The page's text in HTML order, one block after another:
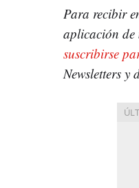
Para recibir
aplicación
suscribirse
Newsletters